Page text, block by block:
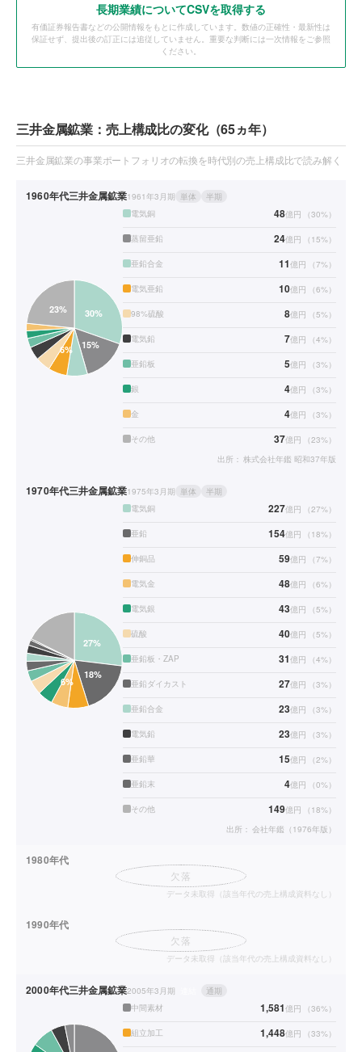
長期業績についてCSVを取得する
有価証券報告書などの公開情報をもとに作成しています。数値の正確性・最新性は
保証せず、提出後の訂正には追従していません。重要な判断には一次情報をご参照
ください。
三井金属鉱業：売上構成比の変化（65ヵ年）
三井金属鉱業の事業ポートフォリオの転換を時代別の売上構成比で読み解く
1960年代三井金属鉱業1961年3月期 単体
半期
電気銅
48億円 （30%）
蒸留亜鉛 24億円 （ 15%）
亜鉛合金 11億円 （7%）
電気亜鉛 10億円 （6%）
98%硫酸 8億円 （5%）
電気鉛 7億円 （4%）
亜鉛板 5億円 （3%）
銀 4億円 （3%）
金 4億円 （3%）
その他 37億円 （23%）
出所： 株式会社年鑑 昭和37年版
1970年代三井金属鉱業1975年3月期 単体
半期
電気銅
227億円 （27%）
亜鉛 154億円 （ 18%）
伸銅品 59億円 （7%）
電気金 48億円 （6%）
電気銀 43億円 （5%）
硫酸 40億円 （5%）
亜鉛板・ZAP 31億円 （4%）
亜鉛ダイカスト 27億円 （3%）
亜鉛合金 23億円 （3%）
電気鉛 23億円 （3%）
亜鉛華 15億円 （2%）
亜鉛末 4億円 （0%）
その他 149億円 （ 18%）
出所： 会社年鑑（1976年版）
1980年代
欠落
データ未取得（該当年代の売上構成資料なし）
1990年代
欠落
データ未取得（該当年代の売上構成資料なし）
2000年代三井金属鉱業2005年3月期
通期
中間素材
1,581億円 （36%）
組立加工 1,448億円 （33%）